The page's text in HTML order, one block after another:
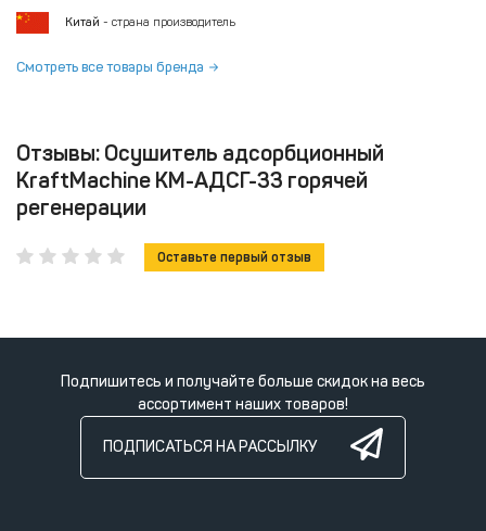
Китай - страна производитель
Смотреть все товары бренда
Отзывы: Осушитель адсорбционный
KraftMachine КМ-АДСГ-33 горячей
регенерации
Оставьте первый отзыв
Подпишитесь и получайте больше скидок на весь
ассортимент наших товаров!
ПОДПИСАТЬСЯ НА РАССЫЛКУ